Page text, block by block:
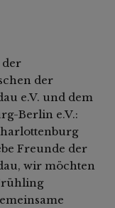
der
der
e.V. und dem
Berlin e.V.:
Freunde der
wir möchten